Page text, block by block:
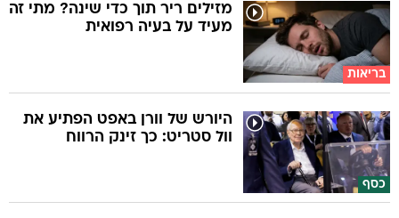
בריאות
מזילים ריר תוך כדי שינה? מתי זה
מעיד על בעיה רפואית
כסף
היורש של וורן באפט הפתיע את
וול סטריט: כך זינק הרווח